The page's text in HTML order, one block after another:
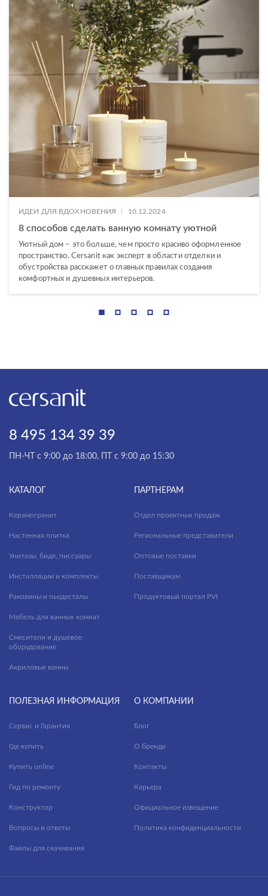
ИДЕИ ДЛЯ ВДОХНОВЕНИЯ 10.12.2024
8 способов сделать ванную комнату уютной
Уютный дом – это больше, чем просто красиво оформленное
пространство. Cersanit как эксперт в области отделки и
обустройства расскажет о главных правилах создания
комфортных и душевных интерьеров.
8 495 134 39 39
ПН-ЧТ с 9:00 до 18:00, ПТ с 9:00 до 15:30
КАТАЛОГ
Керамогранит
Настенная плитка
Унитазы, биде, писсуары
Инсталляции и комплекты
Раковины и пьедесталы
Мебель для ванных комнат
Смесители и душевое
оборудование
Акриловые ванны
ПАРТНЕРАМ
Отдел проектных продаж
Региональные представители
Оптовые поставки
Поставщикам
Продуктовый портал PVI
ПОЛЕЗНАЯ ИНФОРМАЦИЯ
Сервис и Гарантия
Где купить
Купить online
Гид по ремонту
Конструктор
Вопросы и ответы
Файлы для скачивания
О КОМПАНИИ
Блог
О бренде
Контакты
Карьера
Официальное извещение
Политика конфиденциальности